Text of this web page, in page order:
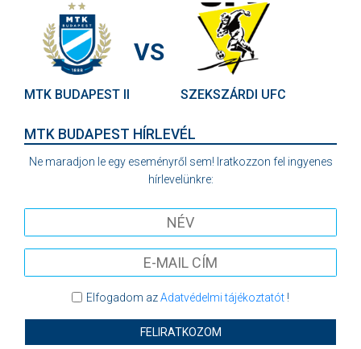
MTK BUDAPEST II
VS
SZEKSZÁRDI UFC
MTK BUDAPEST HÍRLEVÉL
Ne maradjon le egy eseményről sem! Iratkozzon fel ingyenes
hírlevelünkre:
Elfogadom azAdatvédelmi tájékoztatót!
FELIRATKOZOM